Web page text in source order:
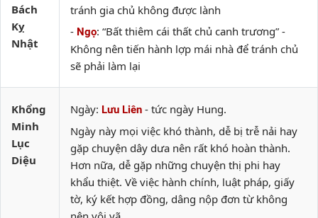
Bách
Kỵ
Nhật
tránh gia chủ không được lành
- Ngọ: “Bất thiêm cái thất chủ canh trương” -
Không nên tiến hành lợp mái nhà để tránh chủ
sẽ phải làm lại
Khổng
Minh
Lục
Diệu
Ngày: Lưu Liên - tức ngày Hung.
Ngày này mọi việc khó thành, dễ bị trễ nải hay
gặp chuyện dây dưa nên rất khó hoàn thành.
Hơn nữa, dễ gặp những chuyện thị phi hay
khẩu thiệt. Về việc hành chính, luật pháp, giấy
tờ, ký kết hợp đồng, dâng nộp đơn từ không